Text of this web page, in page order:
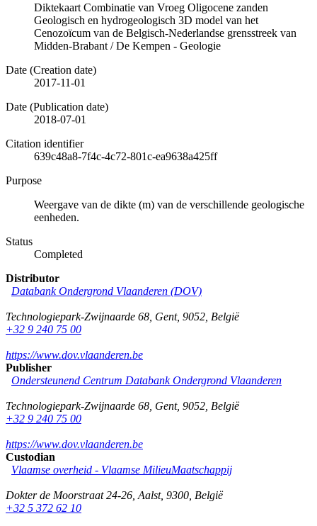
Diktekaart Combinatie van Vroeg Oligocene zanden
Geologisch en hydrogeologisch 3D model van het
Cenozoïcum van de Belgisch-Nederlandse grensstreek van
Midden-Brabant / De Kempen - Geologie
Date (Creation date)
2017-11-01
Date (Publication date)
2018-07-01
Citation identifier
639c48a8-7f4c-4c72-801c-ea9638a425ff
Purpose
Weergave van de dikte (m) van de verschillende geologische
eenheden.
Status
Completed
Distributor
Databank Ondergrond Vlaanderen (DOV)
Technologiepark-Zwijnaarde 68 Gent, 9052 België
+32 9 240 75 00
https://www.dov.vlaanderen.be
Publisher
Ondersteunend Centrum Databank Ondergrond Vlaanderen
Technologiepark-Zwijnaarde 68 Gent, 9052 België
+32 9 240 75 00
https://www.dov.vlaanderen.be
Custodian
Vlaamse overheid - Vlaamse MilieuMaatschappij
Dokter de Moorstraat 24-26 Aalst, 9300 België
+32 5 372 62 10